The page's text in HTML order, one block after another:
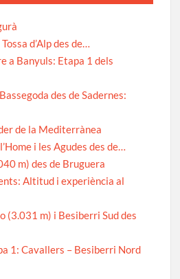
d’Alp des de…
a Banyuls: Etapa 1 dels
des de Sadernes:
de la Mediterrànea
i les Agudes des de…
m) des de Bruguera
Altitud i experiència al
(3.031 m) i Besiberri Sud des
1: Cavallers – Besiberri Nord